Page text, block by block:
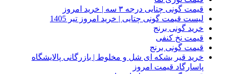
قیمت گونی چتایی درجه ۳ سه | خرید امروز
لیست قیمت گونی چتایی | خرید امروز تیر 1405
خرید گونی برنج
قیمت نخ کنفی
قیمت گونی برنج
خرید قیر بشکه ای شل و مخلوط | بازرگانی پالایشگاه
پاسارگاد قیمت امروز